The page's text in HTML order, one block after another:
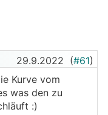
Heizlast der
wir im Januar 22,
es abends
Grundofen im
29.9.2022 (#61)
Kurve vom
was den zu
:)